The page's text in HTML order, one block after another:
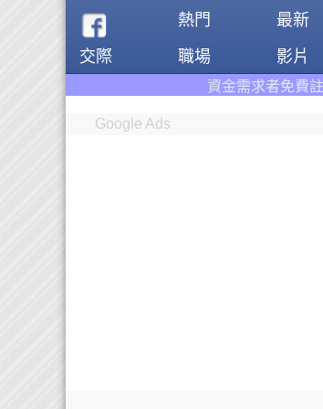
熱門 最新
交際
職場 影片
資金需求者免費註冊:9597借錢網。全
Google Ads